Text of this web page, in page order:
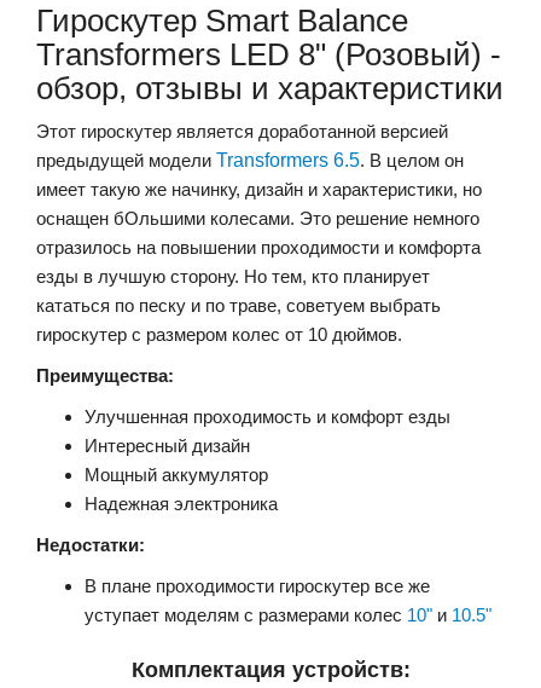
Гироскутер Smart Balance
Transformers LED 8" (Розовый) -
обзор, отзывы и характеристики
Этот гироскутер является доработанной версией
предыдущей модели Transformers 6.5. В целом он
имеет такую же начинку, дизайн и характеристики, но
оснащен бОльшими колесами. Это решение немного
отразилось на повышении проходимости и комфорта
езды в лучшую сторону. Но тем, кто планирует
кататься по песку и по траве, советуем выбрать
гироскутер с размером колес от 10 дюймов.
Преимущества:
Улучшенная проходимость и комфорт езды
Интересный дизайн
Мощный аккумулятор
Надежная электроника
Недостатки:
В плане проходимости гироскутер все же
уступает моделям с размерами колес 10" и 10.5"
Комплектация устройств: